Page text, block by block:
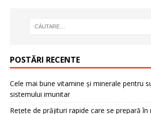
POSTĂRI RECENTE
Cele mai bune vitamine și minerale pentru
sistemului imunitar
Rețete de prăjituri rapide care se prepară